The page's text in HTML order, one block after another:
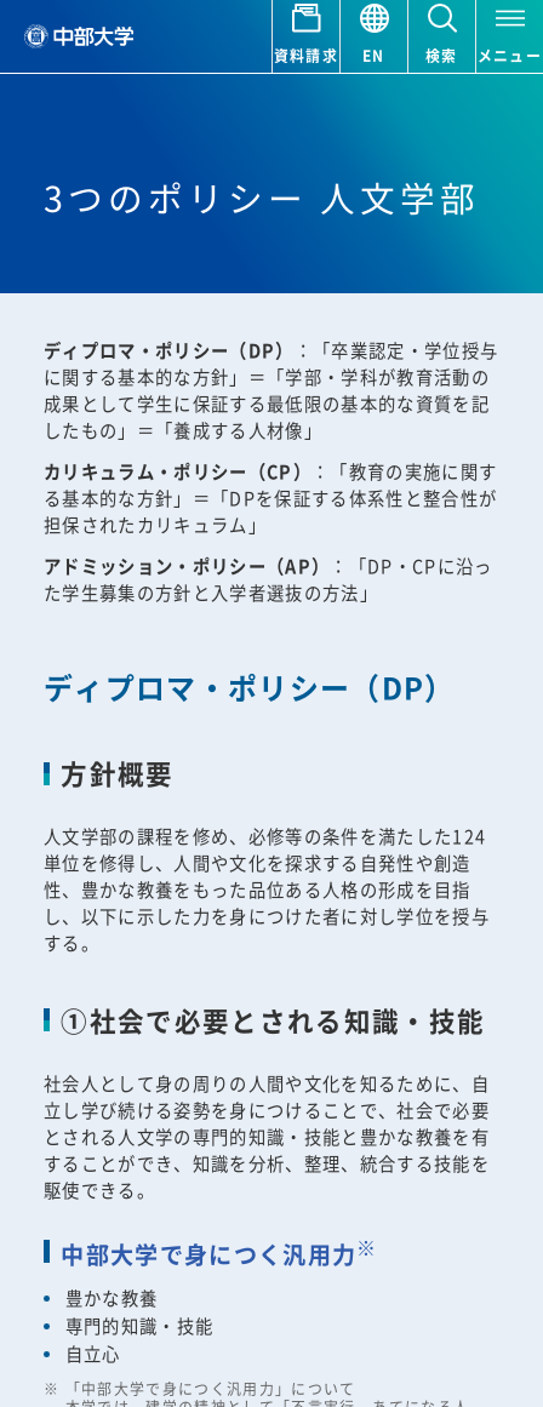
資料請求 EN 検索 メニュー
3つのポリシー 人文学部
ディプロマ・ポリシー（DP）
：「卒業認定・学位授与
に関する基本的な方針」＝「学部・学科が教育活動の
成果として学生に保証する最低限の基本的な資質を記
したもの」＝「養成する人材像」
カリキュラム・ポリシー（CP）
：「教育の実施に関す
る基本的な方針」＝「DPを保証する体系性と整合性が
担保されたカリキュラム」
アドミッション・ポリシー（AP）
：「DP・CPに沿っ
た学生募集の方針と入学者選抜の方法」
ディプロマ・ポリシー（DP）
方針概要
人文学部の課程を修め、必修等の条件を満たした124
単位を修得し、人間や文化を探求する自発性や創造
性、豊かな教養をもった品位ある人格の形成を目指
し、以下に示した力を身につけた者に対し学位を授与
する。
①社会で必要とされる知識・技能
社会人として身の周りの人間や文化を知るために、自
立し学び続ける姿勢を身につけることで、社会で必要
とされる人文学の専門的知識・技能と豊かな教養を有
することができ、知識を分析、整理、統合する技能を
駆使できる。
中部大学で身につく汎用力※
豊かな教養
専門的知識・技能
自立心
「中部大学で身につく汎用力」について